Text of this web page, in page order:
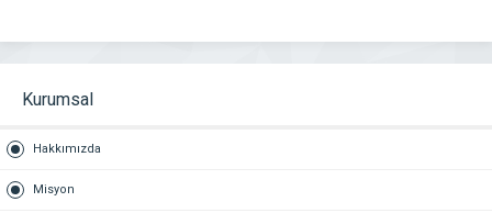
Kurumsal
Hakkımızda
Misyon